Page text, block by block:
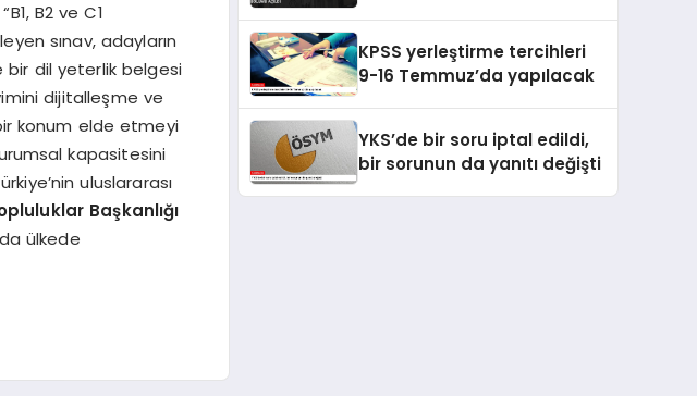
B2 ve C1
sınav, adayların
bir dil yeterlik belgesi
dijitalleşme ve
konum elde etmeyi
kapasitesini
uluslararası
Başkanlığı
ülkede
KPSS yerleştirme tercihleri
9-16 Temmuz’da yapılacak
YKS’de bir soru iptal edildi,
bir sorunun da yanıtı değişti